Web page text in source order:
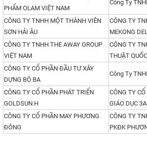
PHẨM OLAM VIỆT NAM
Công Ty
CÔNG TY TNHH MỘT THÀNH VIÊN
SƠN HẢI ÂU
CÔNG TY
MEKONG
CÔNG TY TNHH THE AWAY GROUP
VIỆT NAM
CÔNG TY
THUẬT
CÔNG TY CỔ PHẦN ĐẦU TƯ XÂY
DỰNG BỘ BA
Công Ty
CÔNG TY CỔ PHẦN PHÁT TRIỂN
GOLDSUN.H
CÔNG TY
GIÁO DỤC 3A
CÔNG TY CỔ PHẦN MAY PHƯƠNG
ĐÔNG
CÔNG TY
PKĐK